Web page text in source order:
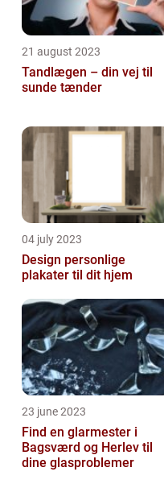
21 august 2023
Tandlægen – din vej til
sunde tænder
04 july 2023
Design personlige
plakater til dit hjem
23 june 2023
Find en glarmester i
Bagsværd og Herlev til
dine glasproblemer